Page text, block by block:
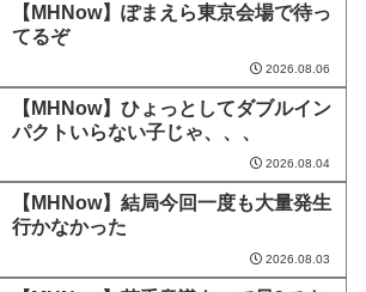
【MHNow】ぽまえら東京会場で待っ
てるぞ
2026.08.06
【MHNow】ひょっとしてダブルイン
パクトいらない子じゃ、、、
2026.08.04
【MHNow】結局今回一度も大量発生
行かなかった
2026.08.03